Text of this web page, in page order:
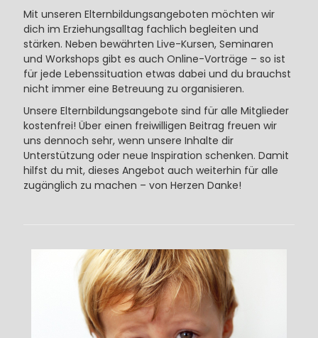
Mit unseren Elternbildungsangeboten möchten wir
dich im Erziehungsalltag fachlich begleiten und
stärken. Neben bewährten Live-Kursen, Seminaren
und Workshops gibt es auch Online-Vorträge – so ist
für jede Lebenssituation etwas dabei und du brauchst
nicht immer eine Betreuung zu organisieren.
Unsere Elternbildungsangebote sind für alle Mitglieder
kostenfrei! Über einen freiwilligen Beitrag freuen wir
uns dennoch sehr, wenn unsere Inhalte dir
Unterstützung oder neue Inspiration schenken. Damit
hilfst du mit, dieses Angebot auch weiterhin für alle
zugänglich zu machen – von Herzen Danke!